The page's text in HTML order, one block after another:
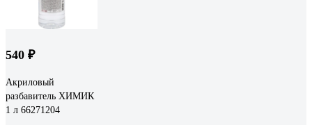
540 ₽
Акриловый
разбавитель ХИМИК
1 л 66271204